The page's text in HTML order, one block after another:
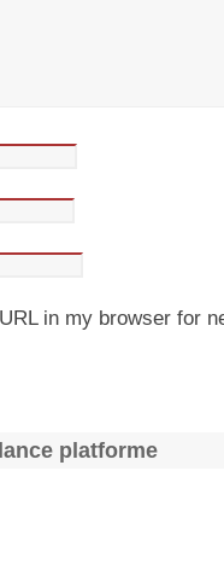
in my browser for
platforme